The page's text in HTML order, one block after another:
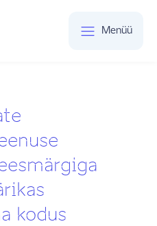
Menüü
kodus